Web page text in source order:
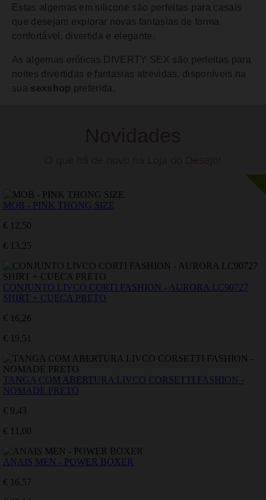
Estas algemas em silicone são perfeitas para casais
que desejam explorar novas fantasias de forma
confortável, divertida e elegante.
As algemas eróticas DIVERTY SEX são perfeitas para
noites divertidas e fantasias atrevidas, disponíveis na
sua sexshop preferida.
MOB - PINK THONG SIZE
€ 12,50
€ 13,25
CONJUNTO LIVCO CORTI FASHION - AURORA LC90727
SHIRT + CUECA PRETO
€ 16,26
€ 19,51
TANGA COM ABERTURA LIVCO CORSETTI FASHION -
NOMADE PRETO
€ 9,43
€ 11,00
ANAIS MEN - POWER BOXER
€ 16,57